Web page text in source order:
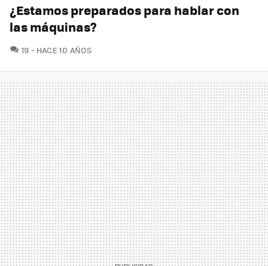
¿Estamos preparados para hablar con
las máquinas?
19 COMENTARIOS
HACE 10 AÑOS